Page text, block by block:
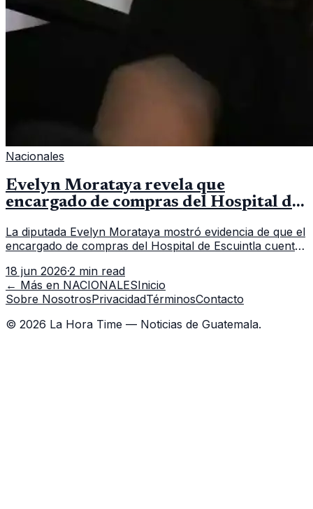
Nacionales
Evelyn Morataya revela que
encargado de compras del Hospital de
La diputada Evelyn Morataya mostró evidencia de que el
encargado de compras del Hospital de Escuintla cuenta
capacitación en la capital.
18 jun 2026·2 min read
← Más en NACIONALESInicio
Sobre NosotrosPrivacidadTérminosContacto
© 2026 La Hora Time — Noticias de Guatemala.